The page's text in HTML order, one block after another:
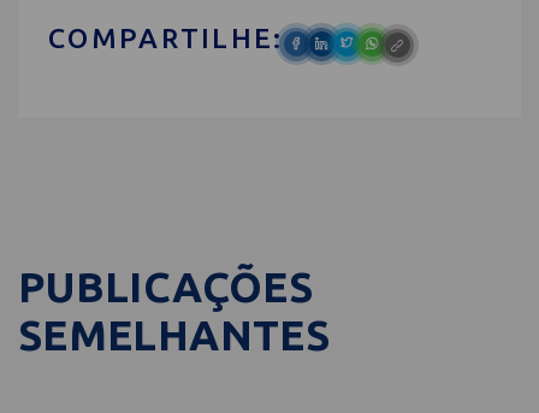
COMPARTILHE:
PUBLICAÇÕES
SEMELHANTES